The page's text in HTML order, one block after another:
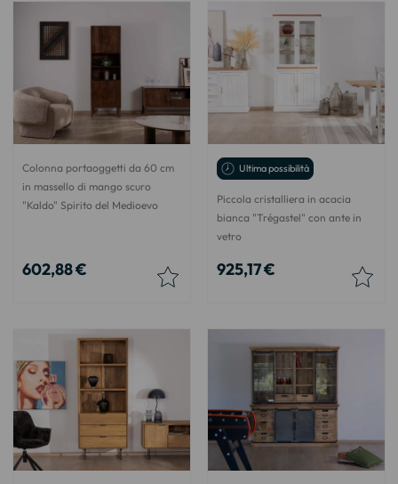
Colonna portaoggetti da 60 cm
in massello di mango scuro
"Kaldo" Spirito del Medioevo
602,88 €
Ultima possibilità
Piccola cristalliera in acacia
bianca "Trégastel" con ante in
vetro
925,17 €